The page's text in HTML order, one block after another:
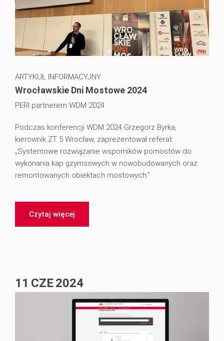
ARTYKUŁ INFORMACYJNY
Wrocławskie Dni Mostowe 2024
PERI partnerem WDM 2024
Podczas konferencji WDM 2024 Grzegorz Byrka,
kierownik ZT 5 Wrocław, zaprezentował referat:
„Systemowe rozwiązanie wsporników pomostów do
wykonania kap gzymsowych w nowobudowanych oraz
remontowanych obiektach mostowych.”
Czytaj więcej
11 CZE2024